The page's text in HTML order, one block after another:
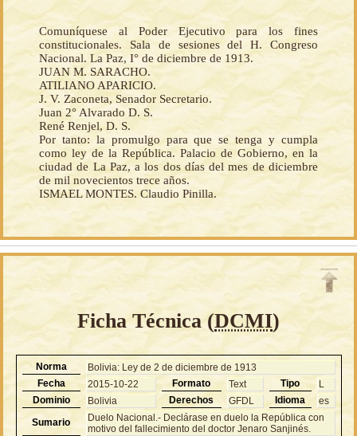
Comuníquese al Poder Ejecutivo para los fines
constitucionales. Sala de sesiones del H. Congreso
Nacional. La Paz, I° de diciembre de 1913.
JUAN M. SARACHO.
ATILIANO APARICIO.
J. V. Zaconeta, Senador Secretario.
Juan 2° Alvarado D. S.
René Renjel, D. S.
Por tanto: la promulgo para que se tenga y cumpla
como ley de la República. Palacio de Gobierno, en la
ciudad de La Paz, a los dos días del mes de diciembre
de mil novecientos trece años.
ISMAEL MONTES. Claudio Pinilla.
Ficha Técnica (DCMI)
Norma
Bolivia: Ley de 2 de diciembre de 1913
Fecha
2015-10-22 Formato Text Tipo
L
Dominio
Bolivia Derechos GFDL Idioma
es
Sumario
Duelo Nacional.- Declárase en duelo la República con
motivo del fallecimiento del doctor Jenaro Sanjinés.